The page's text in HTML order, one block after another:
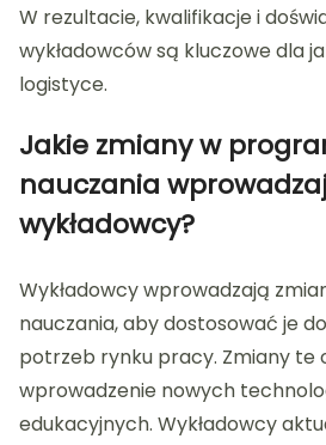
W rezultacie, kwalifikacje i
wykładowców są kluczowe dla
logistyce.
Jakie zmiany w
nauczania
wykładowcy?
Wykładowcy wprowadzają
nauczania, aby dostosować je
potrzeb rynku pracy. Zmiany te
wprowadzenie nowych
edukacyjnych. Wykładowcy